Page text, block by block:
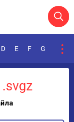
D E F G
.svgz